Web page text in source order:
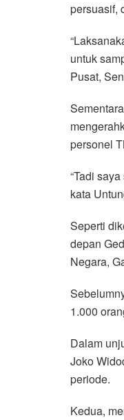
persuasif,
untuk
Pusat,
personel
“Tadi
kata
Seperti
depan
Negara,
1.000
Dalam
Joko
periode.
Kedua,